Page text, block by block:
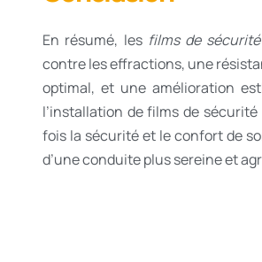
En résumé, les films de
contre les effractions, une
optimal, et une amélioration
l’installation de films de
fois la sécurité et le confort de
d’une conduite plus sereine et